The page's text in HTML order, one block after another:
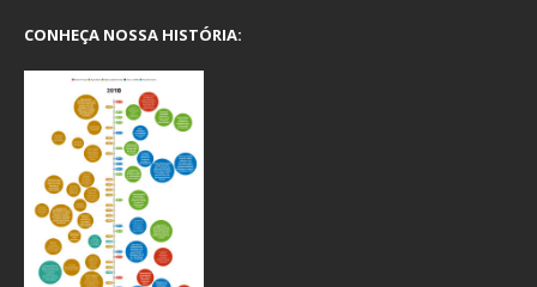
CONHEÇA NOSSA HISTÓRIA: